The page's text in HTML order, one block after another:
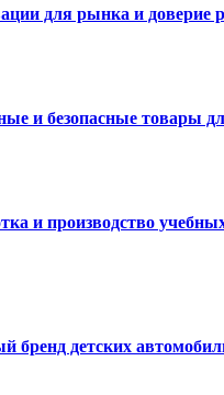
для рынка и доверие
и безопасные товары
и производство
бренд детских